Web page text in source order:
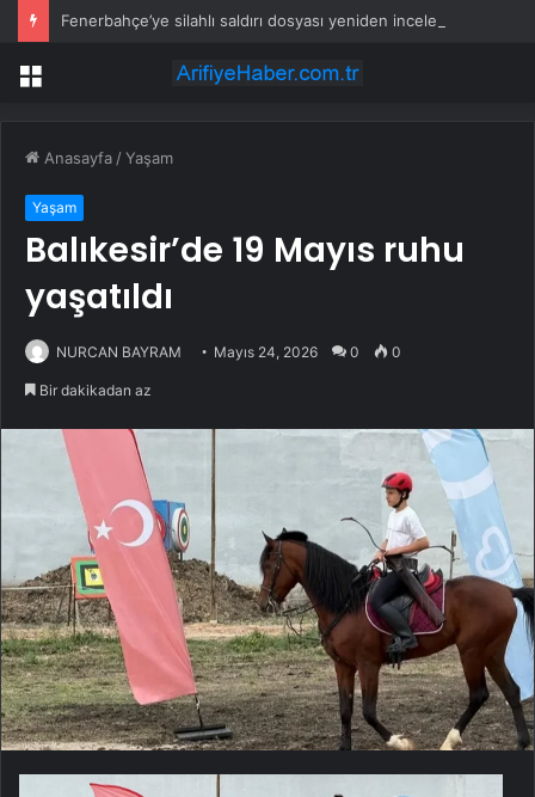
Fenerbahçe’ye silahlı saldırı dosyası yeniden incelenecek
Menü
Anasayfa /Yaşam
Yaşam
Balıkesir’de 19 Mayıs ruhu
yaşatıldı
NURCAN BAYRAM Mayıs 24, 2026 0 0
Bir dakikadan az